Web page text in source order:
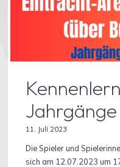
Jahrgänge
11. Juli 2023
Die Spieler und
sich am 12.07.2023 um